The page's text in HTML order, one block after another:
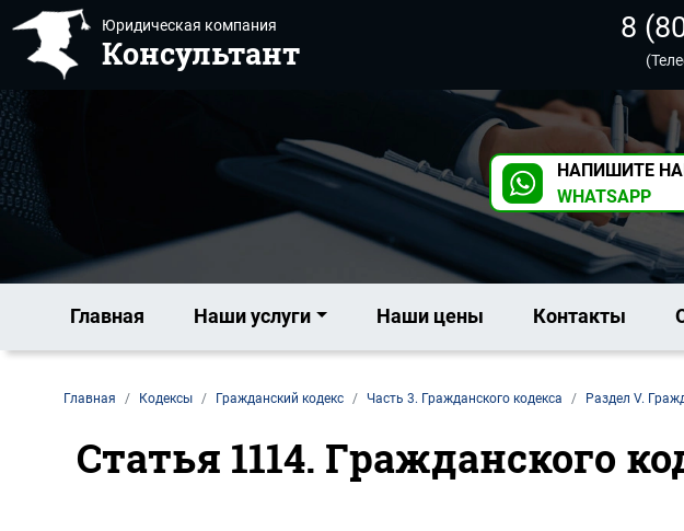
Юридическая компания
Консультант
8
НАПИШИТЕ
WHATSAPP
Главная Наши услуги Наши цены Контакты
Главная Кодексы Гражданский кодекс Часть 3. Гражданского кодекса Раздел V.
Статья 1114. Гражданского